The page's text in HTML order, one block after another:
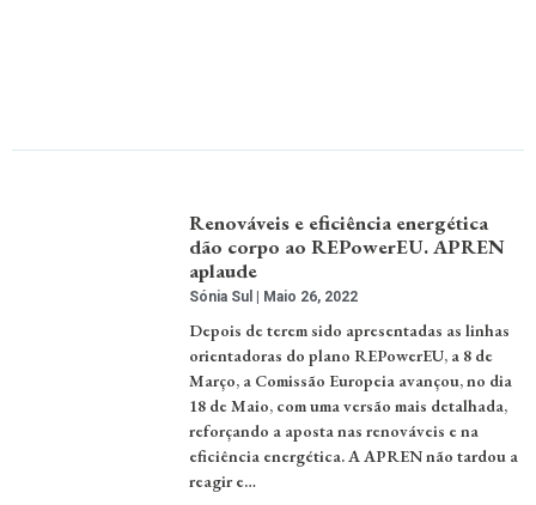
Renováveis e eficiência energética
dão corpo ao REPowerEU. APREN
aplaude
Sónia Sul Maio 26, 2022
Depois de terem sido apresentadas as linhas
orientadoras do plano REPowerEU, a 8 de
Março, a Comissão Europeia avançou, no dia
18 de Maio, com uma versão mais detalhada,
reforçando a aposta nas renováveis e na
eficiência energética. A APREN não tardou a
reagir e…